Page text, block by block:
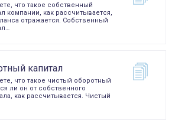
что такое собственный
компании, как рассчитывается,
отражается. Собственный
капитал
что такое чистый оборотный
ли он от собственного
как рассчитывается. Чистый